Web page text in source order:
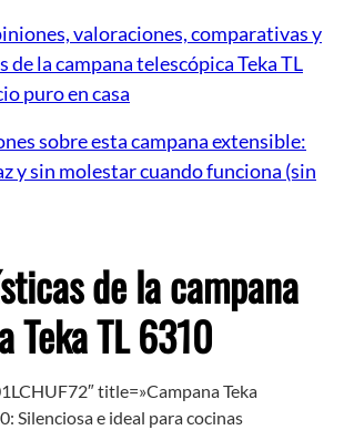
valoraciones, comparativas y
de la campana telescópica Teka TL
puro en casa
sobre esta campana extensible:
y sin molestar cuando funciona (sin
de la campana
Teka TL 6310
title=»Campana Teka
Silenciosa e ideal para cocinas